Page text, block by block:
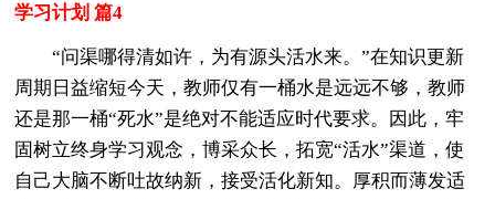
学习计划 篇4
“问渠哪得清如许，为有源头活水来。”在知识更新
周期日益缩短今天，教师仅有一桶水是远远不够，教师
还是那一桶“死水”是绝对不能适应时代要求。因此，牢
固树立终身学习观念，博采众长，拓宽“活水”渠道，使
自己大脑不断吐故纳新，接受活化新知。厚积而薄发适